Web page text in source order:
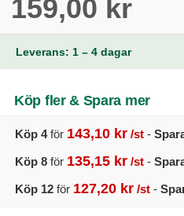
159,00 kr
Leverans: 1 – 4 dagar
Köp fler & Spara mer
Köp 4för 143,10 kr /st -
Köp 8 för 135,15 kr /st -
Köp 12 för 127,20 kr /st -